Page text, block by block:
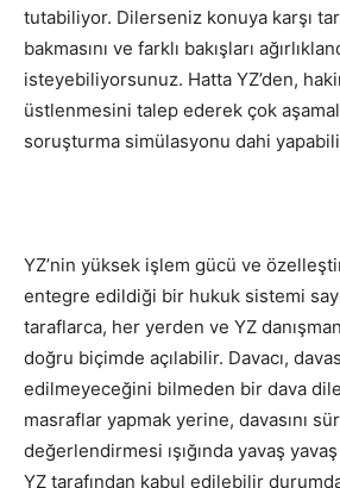
tutabiliyor. Dilerseniz konuya karşı
bakmasını ve farklı bakışları
isteyebiliyorsunuz. Hatta YZ’den,
üstlenmesini talep ederek çok
soruşturma simülasyonu dahi
YZ’nin yüksek işlem gücü ve
entegre edildiği bir hukuk sistemi
taraflarca, her yerden ve YZ
doğru biçimde açılabilir. Davacı,
edilmeyeceğini bilmeden bir dava
masraflar yapmak yerine, davasını
değerlendirmesi ışığında yavaş
YZ tarafından kabul edilebilir